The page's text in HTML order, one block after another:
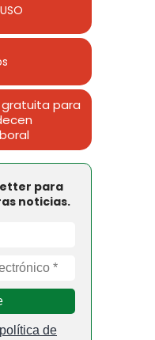
USO
para
para
noticias.
política de